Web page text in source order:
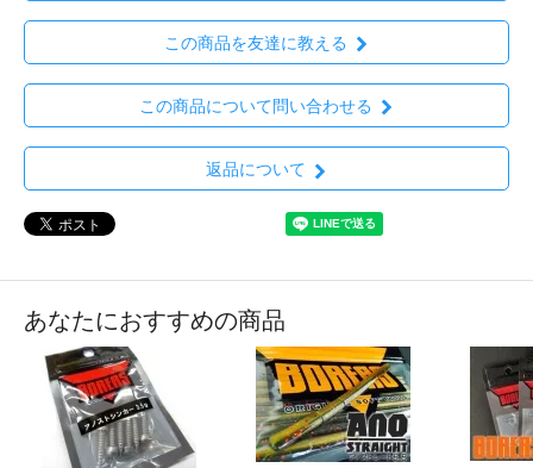
この商品を友達に教える
この商品について問い合わせる
返品について
あなたにおすすめの商品